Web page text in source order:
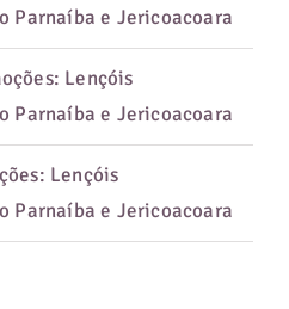
Parnaíba e Jericoacoara
Lençóis
Parnaíba e Jericoacoara
Lençóis
Parnaíba e Jericoacoara